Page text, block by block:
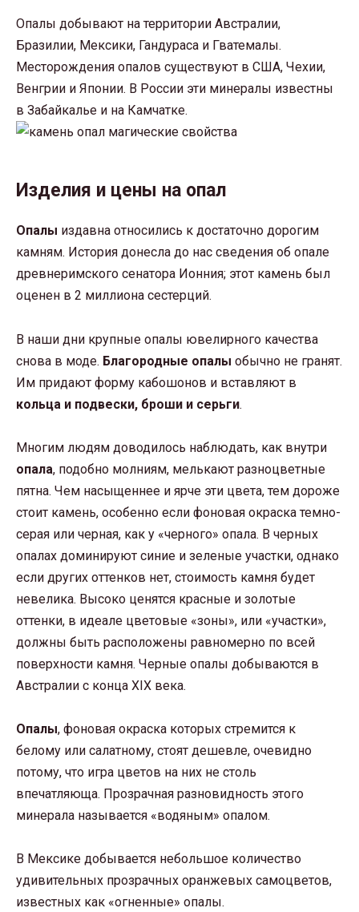
Опалы добывают на территории Австралии,
Бразилии, Мексики, Гандураса и Гватемалы.
Месторождения опалов существуют в США, Чехии,
Венгрии и Японии. В России эти минералы известны
в Забайкалье и на Камчатке.
Изделия и цены на опал
Опалы издавна относились к достаточно дорогим
камням. История донесла до нас сведения об опале
древнеримского сенатора Ионния; этот камень был
оценен в 2 миллиона сестерций.
В наши дни крупные опалы ювелирного качества
снова в моде. Благородные опалы обычно не гранят.
Им придают форму кабошонов и вставляют в
кольца и подвески, броши и серьги.
Многим людям доводилось наблюдать, как внутри
опала, подобно молниям, мелькают разноцветные
пятна. Чем насыщеннее и ярче эти цвета, тем дороже
стоит камень, особенно если фоновая окраска темно-
серая или черная, как у «черного» опала. В черных
опалах доминируют синие и зеленые участки, однако
если других оттенков нет, стоимость камня будет
невелика. Высоко ценятся красные и золотые
оттенки, в идеале цветовые «зоны», или «участки»,
должны быть расположены равномерно по всей
поверхности камня. Черные опалы добываются в
Австралии с конца XIX века.
Опалы, фоновая окраска которых стремится к
белому или салатному, стоят дешевле, очевидно
потому, что игра цветов на них не столь
впечатляюща. Прозрачная разновидность этого
минерала называется «водяным» опалом.
В Мексике добывается небольшое количество
удивительных прозрачных оранжевых самоцветов,
известных как «огненные» опалы.